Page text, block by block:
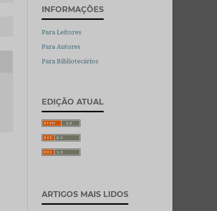
INFORMAÇÕES
Para Leitores
Para Autores
Para Bibliotecários
EDIÇÃO ATUAL
ARTIGOS MAIS LIDOS